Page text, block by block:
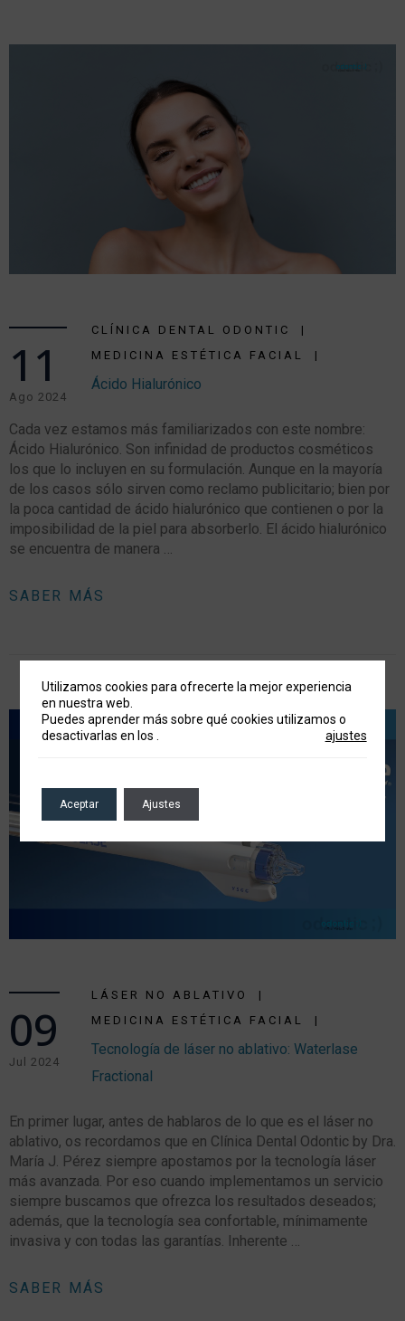
11
Ago 2024
CLÍNICA DENTAL ODONTIC
MEDICINA ESTÉTICA FACIAL
Ácido Hialurónico
Cada vez estamos más familiarizados con este nombre:
Ácido Hialurónico. Son infinidad de productos cosméticos
los que lo incluyen en su formulación. Aunque en la mayoría
de los casos sólo sirven como reclamo publicitario; bien por
la poca cantidad de ácido hialurónico que contienen o por la
imposibilidad de la piel para absorberlo. El ácido hialurónico
se encuentra de manera …
SABER MÁS
09
Jul 2024
LÁSER NO ABLATIVO
MEDICINA ESTÉTICA FACIAL
Tecnología de láser no ablativo: Waterlase
Fractional
En primer lugar, antes de hablaros de lo que es el láser no
ablativo, os recordamos que en Clínica Dental Odontic by Dra.
María J. Pérez siempre apostamos por la tecnología láser
más avanzada. Por eso cuando implementamos un servicio
siempre buscamos que ofrezca los resultados deseados;
además, que la tecnología sea confortable, mínimamente
invasiva y con todas las garantías. Inherente …
SABER MÁS
Utilizamos cookies para ofrecerte la mejor experiencia
en nuestra web.
Puedes aprender más sobre qué cookies utilizamos o
desactivarlas en los
ajustes
Aceptar Ajustes